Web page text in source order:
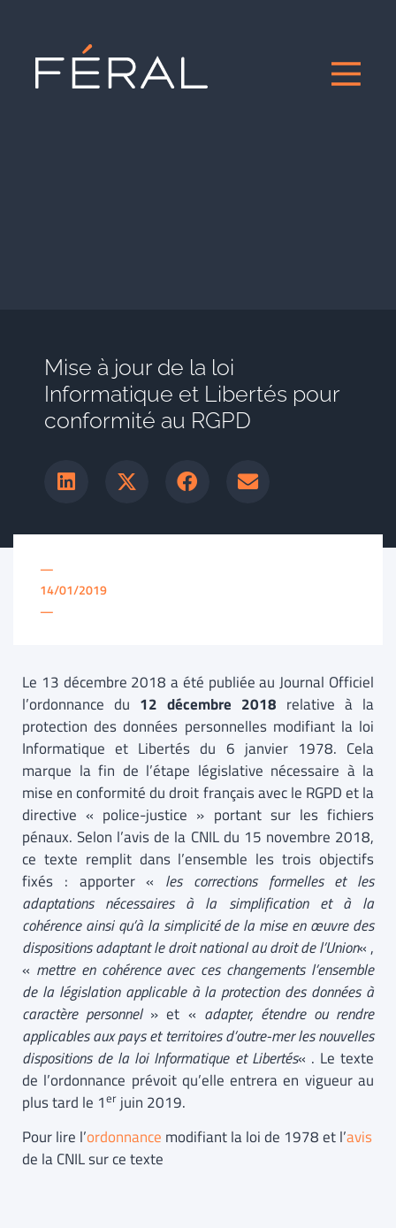
Mise à jour de la loi
Informatique et Libertés pour
conformité au RGPD
—
14/01/2019
—
Le 13 décembre 2018 a été publiée au Journal Officiel
l’ordonnance du 12 décembre 2018 relative à la
protection des données personnelles modifiant la loi
Informatique et Libertés du 6 janvier 1978. Cela
marque la fin de l’étape législative nécessaire à la
mise en conformité du droit français avec le RGPD et la
directive « police-justice » portant sur les fichiers
pénaux. Selon l’avis de la CNIL du 15 novembre 2018,
ce texte remplit dans l’ensemble les trois objectifs
fixés : apporter « les corrections formelles et les
adaptations nécessaires à la simplification et à la
cohérence ainsi qu’à la simplicité de la mise en œuvre des
dispositions adaptant le droit national au droit de l’Union« ,
« mettre en cohérence avec ces changements l’ensemble
de la législation applicable à la protection des données à
caractère personnel» et « adapter, étendre ou rendre
applicables aux pays et territoires d’outre-mer les nouvelles
dispositions de la loi Informatique et Libertés« . Le texte
de l’ordonnance prévoit qu’elle entrera en vigueur au
plus tard le 1er juin 2019.
Pour lire l’ordonnance modifiant la loi de 1978 et l’avis
de la CNIL sur ce texte